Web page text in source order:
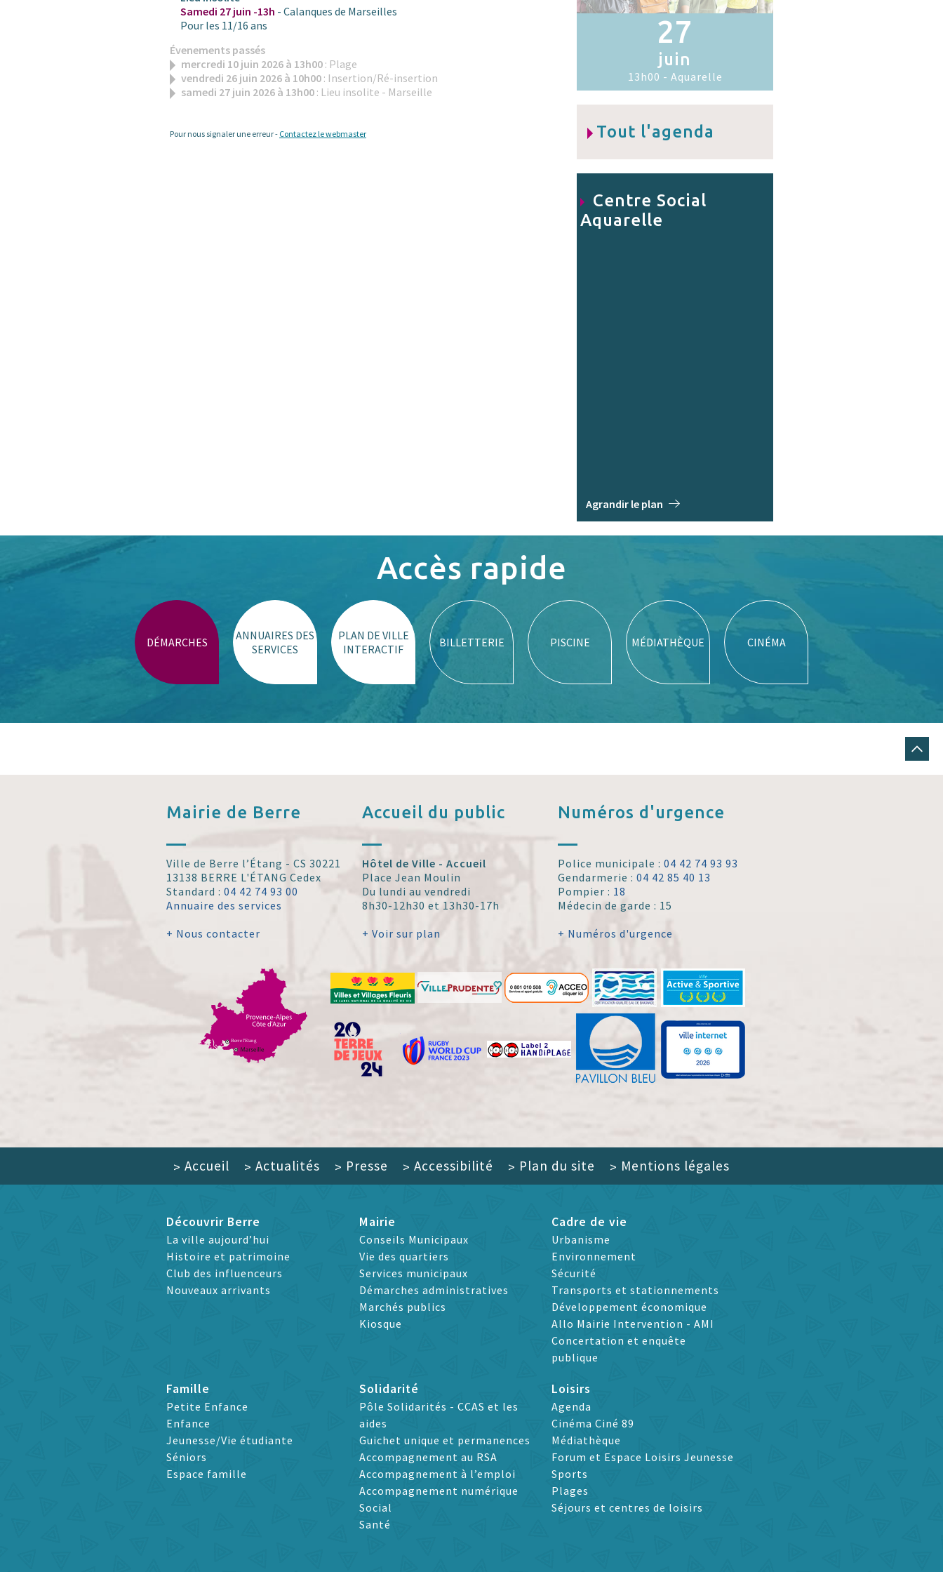
Samedi 27 juin -13h - Calanques de Marseilles
Pour les 11/16 ans
Évenements passés
mercredi 10 juin 2026 à 13h00 : Plage
vendredi 26 juin 2026 à 10h00 : Insertion/Ré-insertion
samedi 27 juin 2026 à 13h00 : Lieu insolite - Marseille
Pour nous signaler une erreur - Contactez le webmaster
27
juin
13h00 - Aquarelle
Tout l'agenda
Centre Social
Aquarelle
Agrandir le plan
Accès rapide
DÉMARCHES
ANNUAIRES DES
SERVICES
PLAN DE VILLE
INTERACTIF
BILLETTERIE PISCINE MÉDIATHÈQUE CINÉMA
Mairie de Berre
Ville de Berre l’Étang - CS 30221
13138 BERRE L'ÉTANG Cedex
Standard :04 42 74 93 00
Annuaire des services
+ Nous contacter
Accueil du public
Hôtel de Ville - Accueil
Place Jean Moulin
Du lundi au vendredi
8h30-12h30 et 13h30-17h
+ Voir sur plan
Numéros d'urgence
Police municipale :04 42 74 93 93
Gendarmerie :04 42 85 40 13
Pompier : 18
Médecin de garde : 15
+ Numéros d'urgence
> Accueil > Actualités > Presse > Accessibilité > Plan du site > Mentions légales
Découvrir Berre
La ville aujourd’hui
Histoire et patrimoine
Club des influenceurs
Nouveaux arrivants
Mairie
Conseils Municipaux
Vie des quartiers
Services municipaux
Démarches administratives
Marchés publics
Kiosque
Cadre de vie
Urbanisme
Environnement
Sécurité
Transports et stationnements
Développement économique
Allo Mairie Intervention - AMI
Concertation et enquête
publique
Famille
Petite Enfance
Enfance
Jeunesse/Vie étudiante
Séniors
Espace famille
Solidarité
Pôle Solidarités - CCAS et les
aides
Guichet unique et permanences
Accompagnement au RSA
Accompagnement à l’emploi
Accompagnement numérique
Social
Santé
Loisirs
Agenda
Cinéma Ciné 89
Médiathèque
Forum et Espace Loisirs Jeunesse
Sports
Plages
Séjours et centres de loisirs